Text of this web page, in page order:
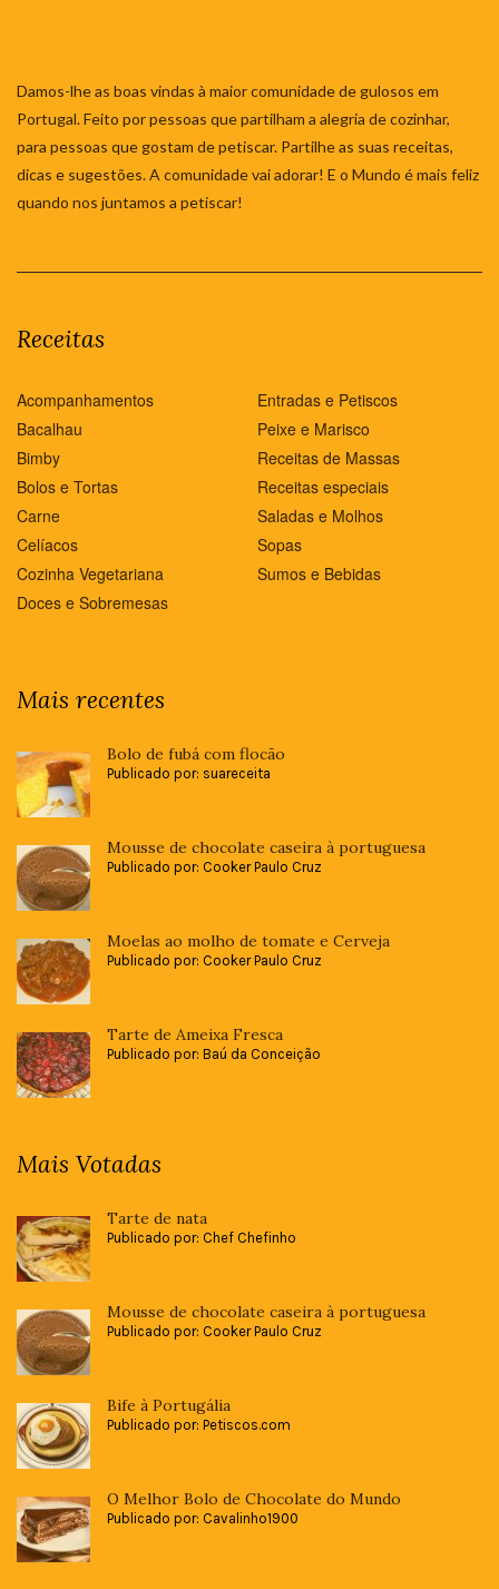
Damos-lhe as boas vindas à maior comunidade de gulosos em
Portugal. Feito por pessoas que partilham a alegria de cozinhar,
para pessoas que gostam de petiscar. Partilhe as suas receitas,
dicas e sugestões. A comunidade vai adorar! E o Mundo é mais feliz
quando nos juntamos a petiscar!
Receitas
Acompanhamentos
Bacalhau
Bimby
Bolos e Tortas
Carne
Celíacos
Cozinha Vegetariana
Doces e Sobremesas
Entradas e Petiscos
Peixe e Marisco
Receitas de Massas
Receitas especiais
Saladas e Molhos
Sopas
Sumos e Bebidas
Mais recentes
Bolo de fubá com flocão
Publicado por: suareceita
Mousse de chocolate caseira à portuguesa
Publicado por: Cooker Paulo Cruz
Moelas ao molho de tomate e Cerveja
Publicado por: Cooker Paulo Cruz
Tarte de Ameixa Fresca
Publicado por: Baú da Conceição
Mais Votadas
Tarte de nata
Publicado por: Chef Chefinho
Mousse de chocolate caseira à portuguesa
Publicado por: Cooker Paulo Cruz
Bife à Portugália
Publicado por: Petiscos.com
O Melhor Bolo de Chocolate do Mundo
Publicado por: Cavalinho1900